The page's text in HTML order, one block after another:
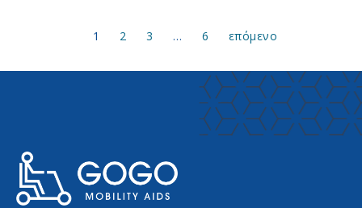
1 2 3 … 6 επόμενο